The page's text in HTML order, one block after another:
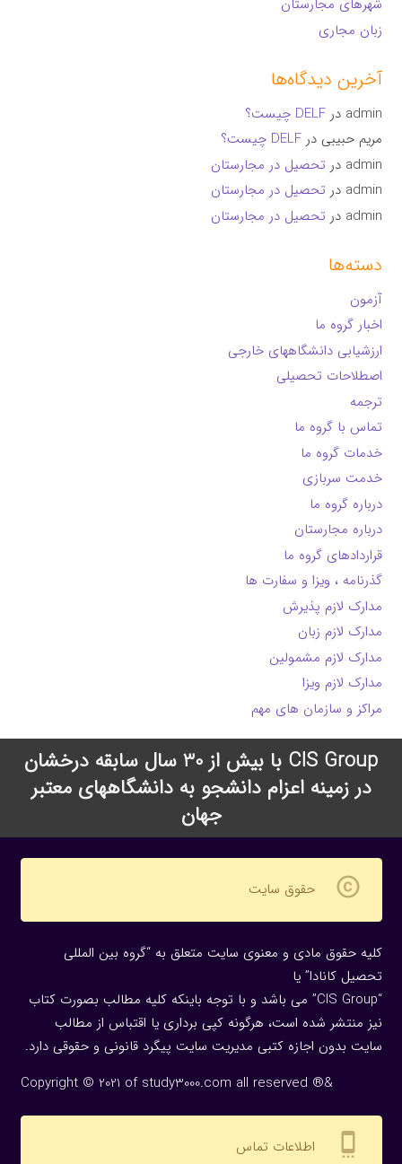
شهرهای مجارستان
زبان مجاری
آخرین دیدگاه‌ها
admin درDELF چیست؟
مریم حبیبی درDELF چیست؟
admin در تحصیل در مجارستان
admin در تحصیل در مجارستان
admin در تحصیل در مجارستان
دسته‌ها
آزمون
اخبار گروه ما
ارزشیابی دانشگاههای خارجی
اصطلاحات تحصیلی
ترجمه
تماس با گروه ما
خدمات گروه ما
خدمت سربازی
درباره گروه ما
درباره مجارستان
قراردادهای گروه ما
گذرنامه ، ویزا و سفارت ها
مدارک لازم پذیرش
مدارک لازم زبان
مدارک لازم مشمولین
مدارک لازم ویزا
مراکز و سازمان های مهم
CIS Group با بیش از 30 سال سابقه درخشان
در زمینه اعزام دانشجو به دانشگاههای معتبر
جهان
copyright حقوق سایت
کلیه حقوق مادی و معنوی سایت متعلق به “گروه بین المللی
تحصیل کانادا” یا
“CIS Group” می باشد و با توجه باینکه کلیه مطالب بصورت کتاب
نیز منتشر شده است، هرگونه كپی برداری یا اقتباس از مطالب
سایت بدون اجازه كتبی مدیریت سایت پیگرد قانونی و حقوقی دارد.
Copyright © 2021 of study3000.com all reserved ®&
settings_cell اطلاعات تماس